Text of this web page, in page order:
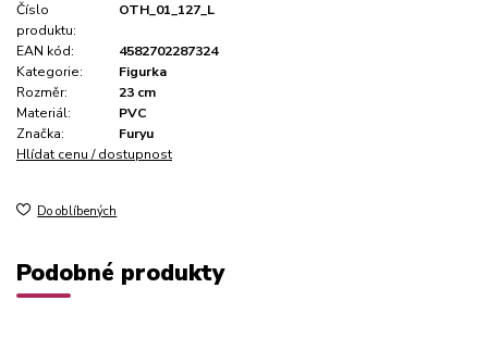
Číslo
produktu:
OTH_01_127_L
EAN kód:
4582702287324
Kategorie:
Figurka
Rozměr:
23 cm
Materiál:
PVC
Značka:
Furyu
Hlídat cenu / dostupnost
Do oblíbených
Podobné produkty